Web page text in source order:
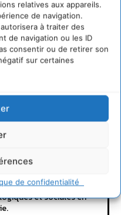
relatives aux appareils.
de navigation.
à traiter des
de navigation ou les ID
consentir ou de retirer son
sur certaines
de confidentialité
UN COMMENTAIRE
et sociales en